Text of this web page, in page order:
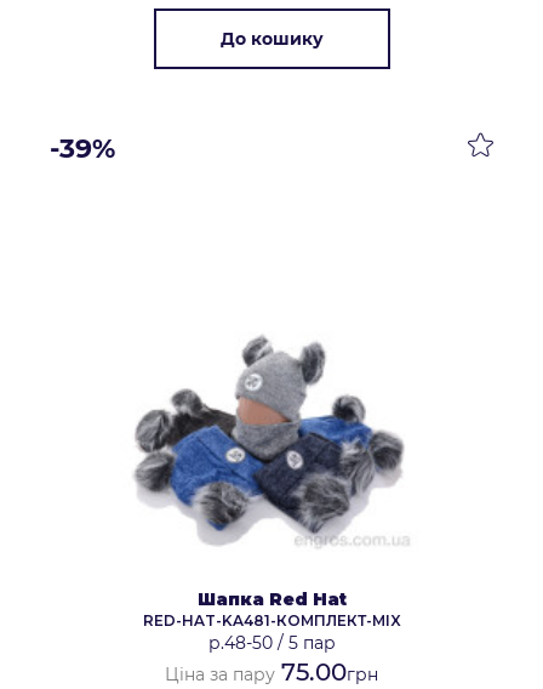
До кошику
-39%
Шапка Red Hat
RED-HAT-KA481-КОМПЛЕКТ-MIX
р.48-50/ 5 пар
Ціна за пару 75.00грн